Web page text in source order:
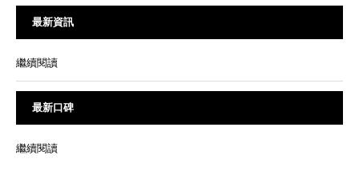
最新資訊
繼續閱讀
最新口碑
繼續閱讀